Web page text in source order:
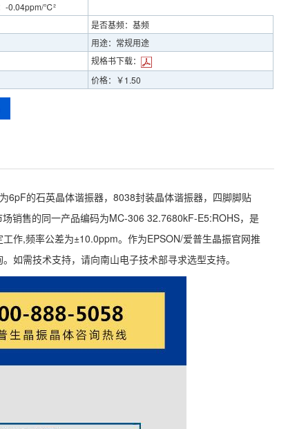
-0.04ppm/℃²
是否基频：基频
用途：常规用途
规格书下载：
价格：￥1.50
6pF的石英晶体谐振器，8038封装晶体谐振器，四脚脚贴
销售的同一产品编码为MC-306 32.7680kF-E5:ROHS，是
作,频率公差为±10.0ppm。作为EPSON/爱普生晶振官网推
如需技术支持，请向南山电子技术部寻求选型支持。